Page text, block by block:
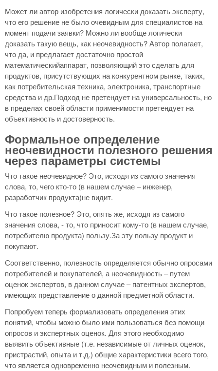
Может ли автор изобретения логически доказать эксперту,
что его решение не было очевидным для специалистов на
момент подачи заявки? Можно ли вообще логически
доказать такую вещь, как неочевидность? Автор полагает,
что да, и предлагает достаточно простой
математическийаппарат, позволяющий это сделать для
продуктов, присутствующих на конкурентном рынке, таких,
как потребительская техника, электроника, транспортные
средства и др.Подход не претендует на универсальность, но
в пределах своей области применимости претендует на
объективность и достоверность.
Формальное определение
неочевидности полезного решения
через параметры системы
Что такое неочевидное? Это, исходя из самого значения
слова, то, чего кто-то (в нашем случае – инженер,
разработчик продукта)не видит.
Что такое полезное? Это, опять же, исходя из самого
значения слова, - то, что приносит кому-то (в нашем случае,
потребителю продукта) пользу.За эту пользу продукт и
покупают.
Соответственно, полезность определяется обычно опросами
потребителей и покупателей, а неочевидность – путем
оценок экспертов, в данном случае – патентных экспертов,
имеющих представление о данной предметной области.
Попробуем теперь формализовать определения этих
понятий, чтобы можно было ими пользоваться без помощи
опросов и экспертных оценок. Для этого необходимо
выявить объективные (т.е. независимые от личных оценок,
пристрастий, опыта и т.д.) общие характеристики всего того,
что является одновременно неочевидным и полезным.